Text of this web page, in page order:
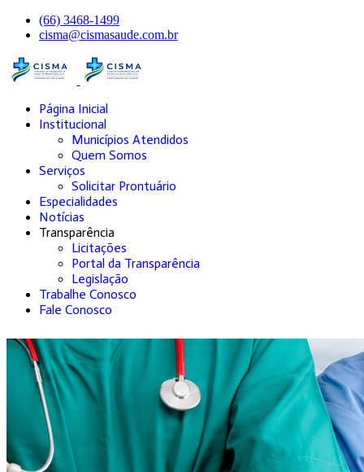
(66) 3468-1499
cisma@cismasaude.com.br
Página Inicial
Institucional
Municípios Atendidos
Quem Somos
Serviços
Solicitar Prontuário
Especialidades
Notícias
Transparência
Licitações
Portal da Transparência
Legislação
Trabalhe Conosco
Fale Conosco